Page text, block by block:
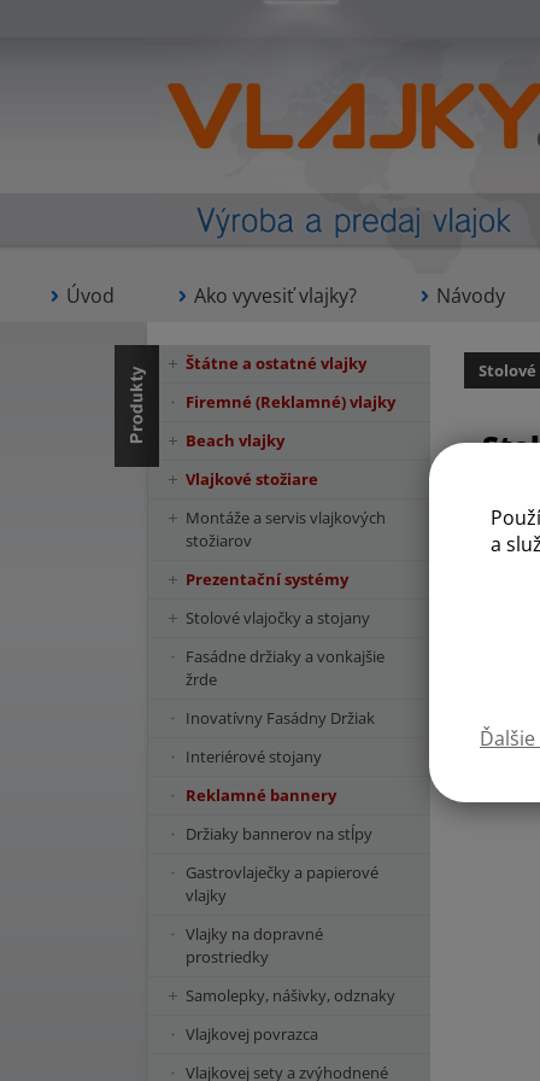
a
Úvod Ako vyvesiť vlajky? Návody
Štátne a ostatné vlajky
Firemné (Reklamné) vlajky
Beach vlajky
Vlajkové stožiare
Montáže a servis vlajkových
stožiarov
Prezentační systémy
Stolové vlajočky a stojany
Fasádne držiaky a vonkajšie
žrde
Inovatívny Fasádny Držiak
Interiérové stojany
Reklamné bannery
Držiaky bannerov na stĺpy
Gastrovlaječky a papierové
vlajky
Vlajky na dopravné
prostriedky
Samolepky, nášivky, odznaky
Vlajkovej povrazca
Vlajkovej sety a zvýhodnené